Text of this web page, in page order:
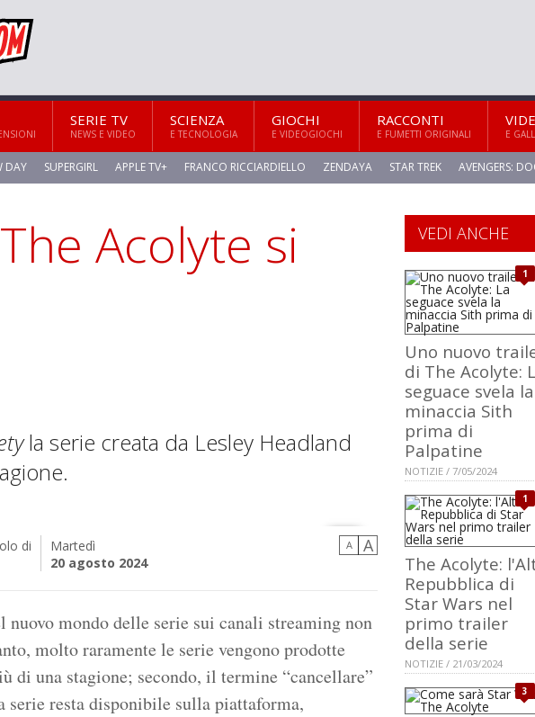
SERIE TV
NEWS E VIDEO
SCIENZA
E TECNOLOGIA
GIOCHI
E VIDEOGIOCHI
RACCONTI
E FUMETTI ORIGINALI E
DAY SUPERGIRL APPLE TV+ FRANCO RICCIARDIELLO ZENDAYA STAR TREK AVENGERS:
Acolyte si
la serie creata da Lesley Headland
di
Martedì
20 agosto 2024
A A
nuovo mondo delle serie sui canali streaming non
molto raramente le serie vengono prodotte
di una stagione; secondo, il termine “cancellare”
serie resta disponibile sulla piattaforma,
VEDI ANCHE
1
Uno nuovo
di The Acolyte:
seguace svela la
minaccia Sith
prima di
Palpatine
NOTIZIE / 7/05/2024
1
The Acolyte:
Repubblica di
Star Wars nel
primo trailer
della serie
NOTIZIE / 21/03/2024
3